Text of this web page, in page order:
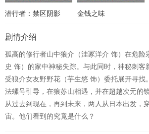
潜行者：禁区阴影 金钱之味
剧情介绍
孤高的修行者山中狼介（洼冢洋介 饰）在危险
史 饰）的家中神秘失踪。与此同时，神秘刺客
受狼介女友野野花（芋生悠 饰）委托展开寻找
法螺号引导，在狼苏山相遇，并在超越次元的
从过去到现在，再到未来，两人从日本出发，
宙。他们看到的究竟是什么？